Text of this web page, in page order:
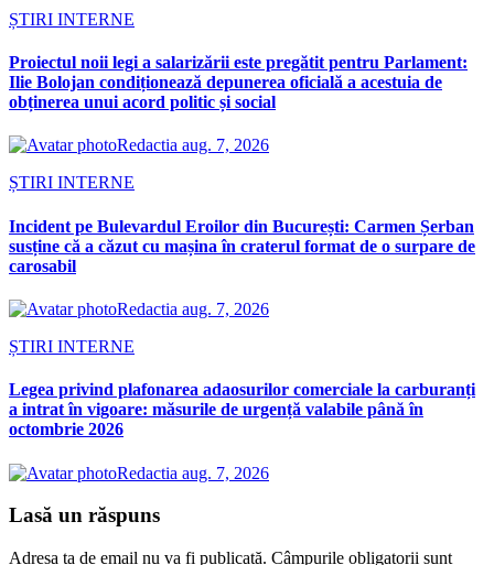
ȘTIRI INTERNE
Proiectul noii legi a salarizării este pregătit pentru Parlament:
Ilie Bolojan condiționează depunerea oficială a acestuia de
obținerea unui acord politic și social
Redactia aug. 7, 2026
ȘTIRI INTERNE
Incident pe Bulevardul Eroilor din București: Carmen Șerban
susține că a căzut cu mașina în craterul format de o surpare de
carosabil
Redactia aug. 7, 2026
ȘTIRI INTERNE
Legea privind plafonarea adaosurilor comerciale la carburanți
a intrat în vigoare: măsurile de urgență valabile până în
octombrie 2026
Redactia aug. 7, 2026
Lasă un răspuns
Adresa ta de email nu va fi publicată. Câmpurile obligatorii sunt